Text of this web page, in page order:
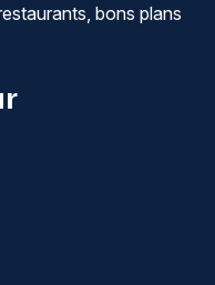
bons plans